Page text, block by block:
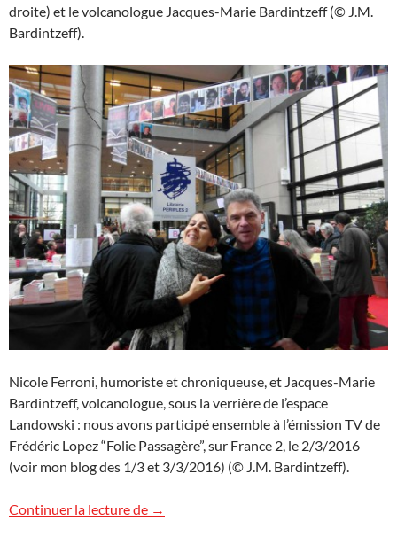
droite) et le volcanologue Jacques-Marie Bardintzeff (© J.M.
Bardintzeff).
Nicole Ferroni, humoriste et chroniqueuse, et Jacques-Marie
Bardintzeff, volcanologue, sous la verrière de l’espace
Landowski : nous avons participé ensemble à l’émission TV de
Frédéric Lopez “Folie Passagère”, sur France 2, le 2/3/2016
(voir mon blog des 1/3 et 3/3/2016) (© J.M. Bardintzeff).
Continuer la lecture de Images du 12e Salon du livre
→